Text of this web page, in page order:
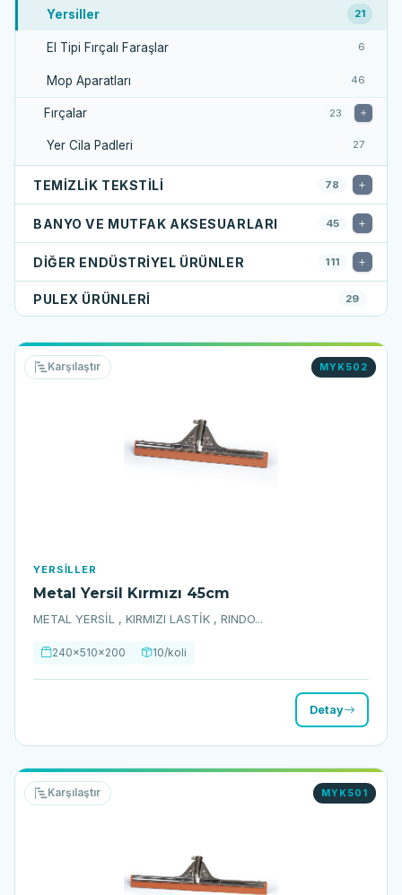
Yersiller 21
El Tipi Fırçalı Faraşlar 6
Mop Aparatları 46
Fırçalar 23
Yer Cila Padleri 27
TEMIZLIK TEKSTILI 78
BANYO VE MUTFAK AKSESUARLARI 45
DIĞER ENDÜSTRIYEL ÜRÜNLER 111
PULEX ÜRÜNLERI 29
MYK502
Karşılaştır
YERSILLER
Metal Yersil Kırmızı 45cm
METAL YERSİL , KIRMIZI LASTİK , RINDO...
240x510x200 10/koli
Detay
MYK501
Karşılaştır